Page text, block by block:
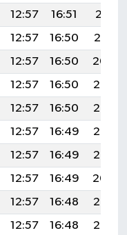
12:57 16:51
20:11
12:57 16:50
20:10
12:57 16:50
20:09
12:57 16:50
20:08
12:57 16:50
20:08
12:57 16:49
20:06
12:57 16:49
20:05
12:57 16:49
20:04
12:57 16:48
20:03
12:57 16:48
20:02